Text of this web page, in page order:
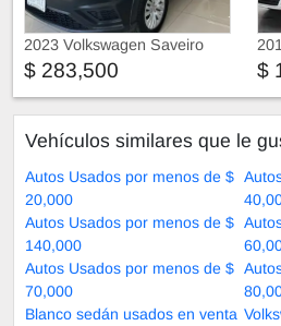
2023 Volkswagen Saveiro
$ 283,500 $
Vehículos similares que le
Autos Usados por menos de $
20,000
Autos Usados por menos de $
140,000
Autos Usados por menos de $
70,000
Blanco sedán usados en venta